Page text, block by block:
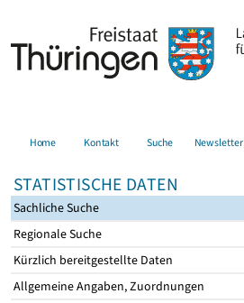
Home Kontakt Suche Newsletter
STATISTISCHE DATEN
Sachliche Suche
Regionale Suche
Kürzlich bereitgestellte Daten
Allgemeine Angaben, Zuordnungen